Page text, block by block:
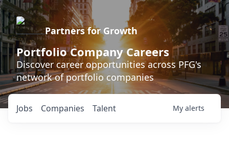
Partners for Growth
Portfolio Company Careers
Discover career opportunities across PFG's
network of portfolio companies
Jobs Companies Talent My alerts